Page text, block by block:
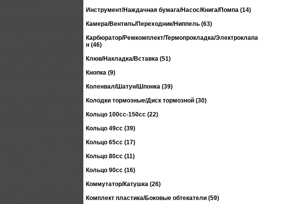
Инструмент/Наждачная бумага/Насос/Книга/Помпа (14)
Камера/Вентиль/Переходник/Ниппель (63)
Карбюратор/Ремкомплект/Термопрокладка/Электроклапа
н (46)
Клюв/Накладка/Вставка (51)
Кнопка (9)
Коленвал/Шатун/Шпонка (39)
Колодки тормозные/Диск тормозной (30)
Кольцо 100сс-150сс (22)
Кольцо 49сс (39)
Кольцо 65сс (17)
Кольцо 80сс (11)
Кольцо 90сс (16)
Коммутатор/Катушка (26)
Комплект пластика/Боковые обтекатели (59)